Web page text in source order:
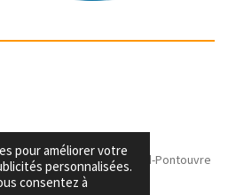
pour améliorer votre
personnalisées.
consentez à
| Tennis de Table Gond-Pontouvre